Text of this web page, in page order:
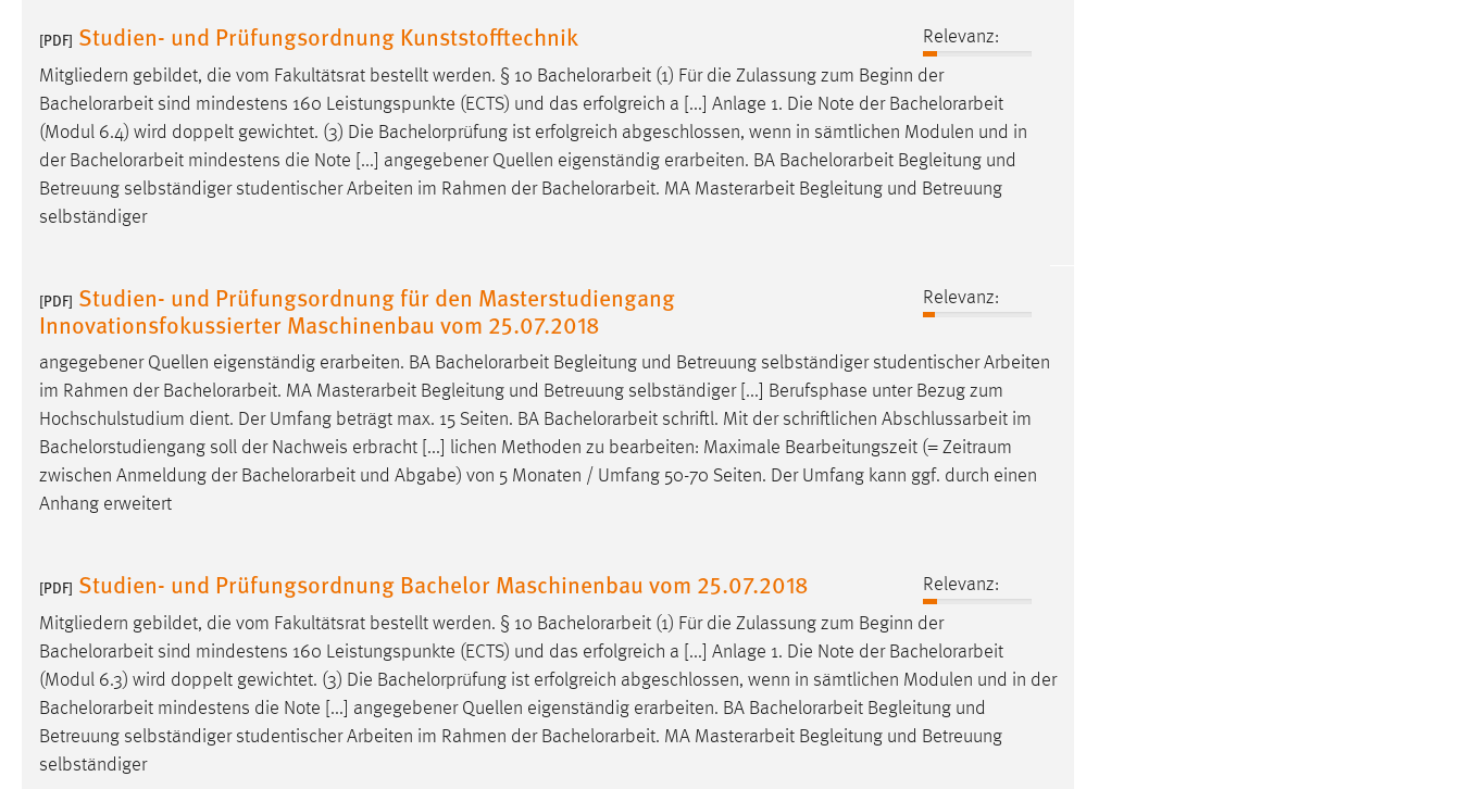
[PDF] Studien- und Prüfungsordnung Kunststofftechnik
Relevanz:
Mitgliedern gebildet, die vom Fakultätsrat bestellt werden. § 10 Bachelorarbeit (1) Für die Zulassung zum Beginn der
Bachelorarbeit sind mindestens 160 Leistungspunkte (ECTS) und das erfolgreich a [...] Anlage 1. Die Note der Bachelorarbeit
(Modul 6.4) wird doppelt gewichtet. (3) Die Bachelorprüfung ist erfolgreich abgeschlossen, wenn in sämtlichen Modulen und in
der Bachelorarbeit mindestens die Note [...] angegebener Quellen eigenständig erarbeiten. BA Bachelorarbeit Begleitung und
Betreuung selbständiger studentischer Arbeiten im Rahmen der Bachelorarbeit. MA Masterarbeit Begleitung und Betreuung
selbständiger
[PDF] Studien- und Prüfungsordnung für den Masterstudiengang
Innovationsfokussierter Maschinenbau vom 25.07.2018
Relevanz:
angegebener Quellen eigenständig erarbeiten. BA Bachelorarbeit Begleitung und Betreuung selbständiger studentischer Arbeiten
im Rahmen der Bachelorarbeit. MA Masterarbeit Begleitung und Betreuung selbständiger [...] Berufsphase unter Bezug zum
Hochschulstudium dient. Der Umfang beträgt max. 15 Seiten. BA Bachelorarbeit schriftl. Mit der schriftlichen Abschlussarbeit im
Bachelorstudiengang soll der Nachweis erbracht [...] lichen Methoden zu bearbeiten: Maximale Bearbeitungszeit (= Zeitraum
zwischen Anmeldung der Bachelorarbeit und Abgabe) von 5 Monaten / Umfang 50-70 Seiten. Der Umfang kann ggf. durch einen
Anhang erweitert
[PDF] Studien- und Prüfungsordnung Bachelor Maschinenbau vom 25.07.2018
Relevanz:
Mitgliedern gebildet, die vom Fakultätsrat bestellt werden. § 10 Bachelorarbeit (1) Für die Zulassung zum Beginn der
Bachelorarbeit sind mindestens 160 Leistungspunkte (ECTS) und das erfolgreich a [...] Anlage 1. Die Note der Bachelorarbeit
(Modul 6.3) wird doppelt gewichtet. (3) Die Bachelorprüfung ist erfolgreich abgeschlossen, wenn in sämtlichen Modulen und in der
Bachelorarbeit mindestens die Note [...] angegebener Quellen eigenständig erarbeiten. BA Bachelorarbeit Begleitung und
Betreuung selbständiger studentischer Arbeiten im Rahmen der Bachelorarbeit. MA Masterarbeit Begleitung und Betreuung
selbständiger